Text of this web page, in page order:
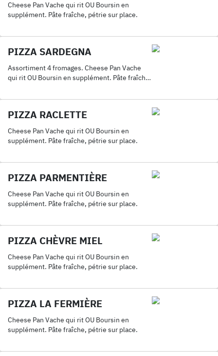
Cheese Pan Vache qui rit OU Boursin en
supplément. Pâte fraîche, pétrie sur place.
PIZZA SARDEGNA
Assortiment 4 fromages. Cheese Pan Vache
qui rit OU Boursin en supplément. Pâte fraîche,
PIZZA RACLETTE
Cheese Pan Vache qui rit OU Boursin en
supplément. Pâte fraîche, pétrie sur place.
PIZZA PARMENTIÈRE
Cheese Pan Vache qui rit OU Boursin en
supplément. Pâte fraîche, pétrie sur place.
PIZZA CHÈVRE MIEL
Cheese Pan Vache qui rit OU Boursin en
supplément. Pâte fraîche, pétrie sur place.
PIZZA LA FERMIÈRE
Cheese Pan Vache qui rit OU Boursin en
supplément. Pâte fraîche, pétrie sur place.